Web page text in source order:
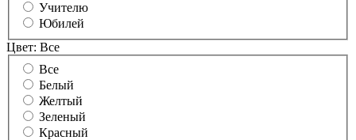
Учителю
Юбилей
Цвет: Все
Все
Белый
Желтый
Зеленый
Красный